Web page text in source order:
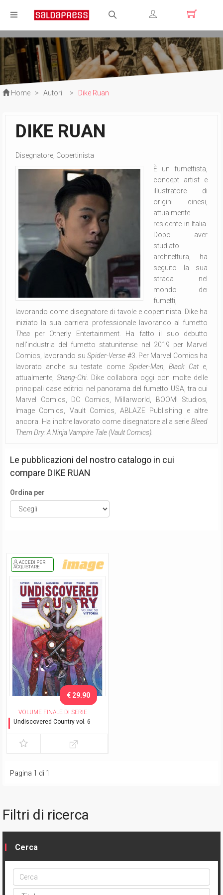
Registrati
Login
Home > Autori > Dike Ruan
DIKE RUAN
Disegnatore, Copertinista
È un fumettista,
concept artist e
illustratore di
origini cinesi,
attualmente
residente in Italia.
Dopo aver
studiato
architettura, ha
seguito la sua
strada nel
mondo dei
fumetti,
lavorando come disegnatore di tavole e copertinista. Dike ha
iniziato la sua carriera professionale lavorando al fumetto
Thea per Otherly Entertainment. Ha fatto il suo debutto
nell'industria del fumetto statunitense nel 2019 per Marvel
Comics, lavorando suSpider-Verse #3. Per Marvel Comics ha
lavorato anche su testate come Spider-Man, Black Cate,
attualmente, Shang-Chi . Dike collabora oggi con molte delle
principali case editrici nel panorama del fumetto USA, tra cui
Marvel Comics, DC Comics, Millarworld, BOOM! Studios,
Image Comics, Vault Comics, ABLAZE Publishing e altre
ancora. Ha inoltre lavorato come disegnatore alla serie Bleed
Them Dry: A Ninja Vampire Tale (Vault Comics).
Le pubblicazioni del nostro catalogo in cui
compare DIKE RUAN
Ordina per
ACCEDI PER
ACQUISTARE
VOLUME FINALE DI SERIE
Undiscovered Country vol. 6
€ 29.90
Pagina 1 di 1
Filtri di ricerca
Cerca
Cerca
ptype